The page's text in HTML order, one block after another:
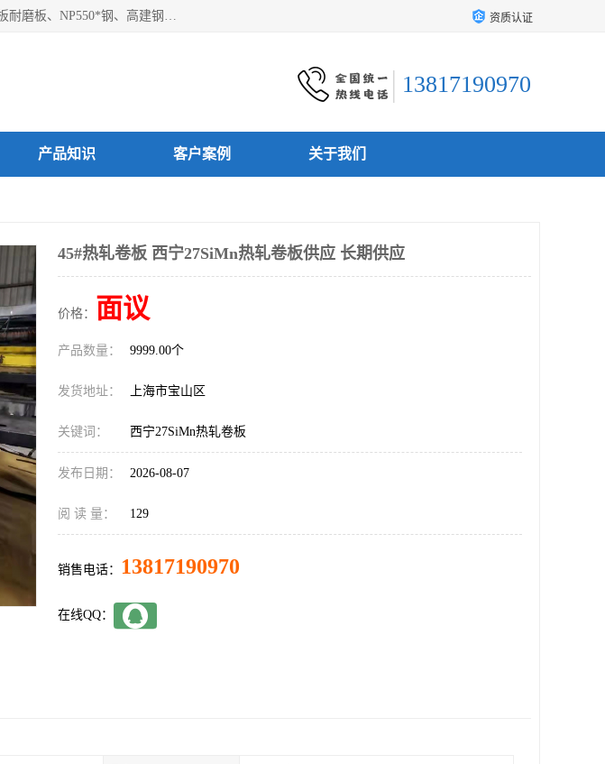
上海焱湘实业有限公司主营产品：09CrCuSb耐候钢、12Cr1MoV合金板、4米宽模台钢板、Mn13钢板耐磨板、NP550*钢、高建钢Q345GJC-Z15等；欢迎前来咨询选购。 资质认证
13817190970
产品知识 客户案例 关于我们
45#热轧卷板 西宁27SiMn热轧卷板供应 长期供应
价格： 面议
产品数量： 9999.00个
发货地址： 上海市宝山区
关键词： 西宁27SiMn热轧卷板
发布日期： 2026-08-07
阅 读 量： 129
销售电话： 13817190970
在线QQ：